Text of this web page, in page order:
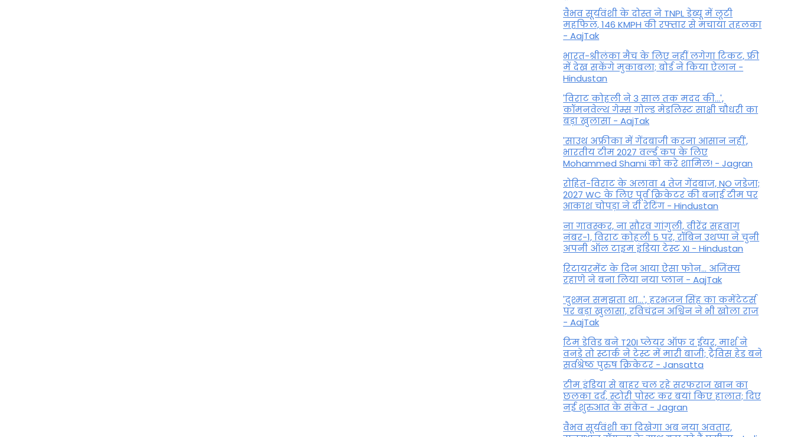
वैभव सूर्यवंशी के दोस्त ने TNPL डेब्यू में लूटी
महफिल, 146 KMPH की रफ्तार से मचाया तहलका
- AajTak
भारत-श्रीलंका मैच के लिए नहीं लगेगा टिकट, फ्री
में देख सकेंगे मुकाबला; बोर्ड ने किया ऐलान -
Hindustan
'विराट कोहली ने 3 साल तक मदद की...',
कॉमनवेल्थ गेम्स गोल्ड मेडलिस्ट साक्षी चौधरी का
बड़ा खुलासा - AajTak
'साउथ अफ्रीका में गेंदबाजी करना आसान नहीं',
भारतीय टीम 2027 वर्ल्‍ड कप के लिए
Mohammed Shami को करे शामिल! - Jagran
रोहित-विराट के अलावा 4 तेज गेंदबाज, NO जडेजा;
2027 WC के लिए पूर्व क्रिकेटर की बनाई टीम पर
आकाश चोपड़ा ने दी रेटिंग - Hindustan
ना गावस्कर, ना सौरव गांगुली, वीरेंद्र सहवाग
नंबर-1, विराट कोहली 5 पर, रॉबिन उथप्पा ने चुनी
अपनी ऑल टाइम इंडिया टेस्ट XI - Hindustan
रिटायरमेंट के दिन आया ऐसा फोन... अजिंक्य
रहाणे ने बना लिया नया प्लान - AajTak
'दुश्मन समझता था...', हरभजन सिंह का कमेंटेटर्स
पर बड़ा खुलासा, रव‍िचंद्रन अश्विन ने भी खोला राज
- AajTak
टिम डेविड बने T20I प्लेयर ऑफ द ईयर, मार्श ने
वनडे तो स्टार्क ने टेस्ट में मारी बाजी; ट्रैविस हेड बने
सर्वश्रेष्ठ पुरुष क्रिकेटर - Jansatta
टीम इंडिया से बाहर चल रहे सरफराज खान का
छलका दर्द, स्टोरी पोस्ट कर बयां किए हालात; दिए
नई शुरुआत के संकेत - Jagran
वैभव सूर्यवंशी का दिखेगा अब नया अवतार,